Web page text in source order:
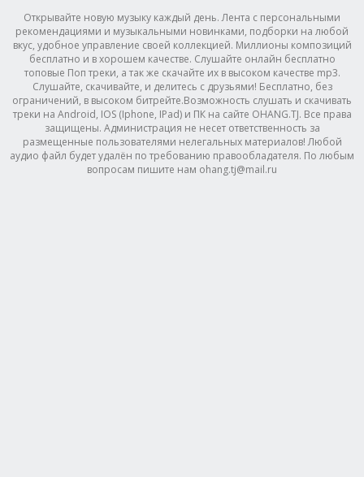
Открывайте новую музыку каждый день. Лента с персональными
рекомендациями и музыкальными новинками, подборки на любой
вкус, удобное управление своей коллекцией. Миллионы композиций
бесплатно и в хорошем качестве. Слушайте онлайн бесплатно
топовые Поп треки, а так же скачайте их в высоком качестве mp3.
Слушайте, скачивайте, и делитесь с друзьями! Бесплатно, без
ограничений, в высоком битрейте.Возможность слушать и скачивать
треки на Android, IOS (Iphone, IPad) и ПК на сайте OHANG.TJ. Все права
защищены. Администрация не несет ответственность за
размещенные пользователями нелегальных материалов! Любой
аудио файл будет удалён по требованию правообладателя. По любым
вопросам пишите нам ohang.tj@mail.ru